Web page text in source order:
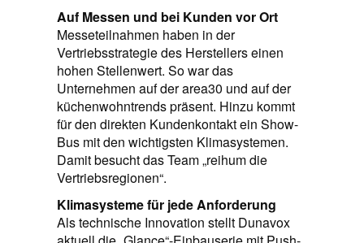
Auf Messen und bei Kunden vor Ort
Messeteilnahmen haben in der
Vertriebsstrategie des Herstellers einen
hohen Stellenwert. So war das
Unternehmen auf der area30 und auf der
küchenwohntrends präsent. Hinzu kommt
für den direkten Kundenkontakt ein Show-
Bus mit den wichtigsten Klimasystemen.
Damit besucht das Team „reihum die
Vertriebsregionen“.
Klimasysteme für jede Anforderung
Als technische Innovation stellt Dunavox